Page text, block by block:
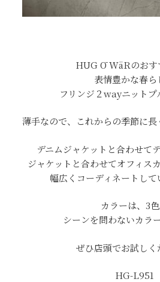
HUG Ō WäRのおす
表情豊かな春ら
フリンジ２wayニットプ
薄手なので、これからの季節に長
デニムジャケットと合わせて
ジャケットと合わせてオフィス
幅広くコーディネートして
カラーは、3色
シーンを問わないカラ
ぜひ店頭でお試しく
HG-L951